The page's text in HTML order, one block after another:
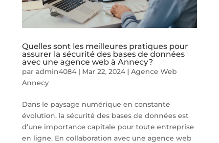
Quelles sont les meilleures pratiques pour
assurer la sécurité des bases de données
avec une agence web à Annecy?
par admin4084| Mar 22, 2024| Agence Web
Annecy
Dans le paysage numérique en constante
évolution, la sécurité des bases de données est
d’une importance capitale pour toute entreprise
en ligne. En collaboration avec une agence web